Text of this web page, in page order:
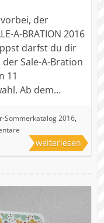
der
A-BRATION 2016
darfst du dir
Sale-A-Bration
11
Ab dem…
Sommerkatalog 2016,
weiterlesen